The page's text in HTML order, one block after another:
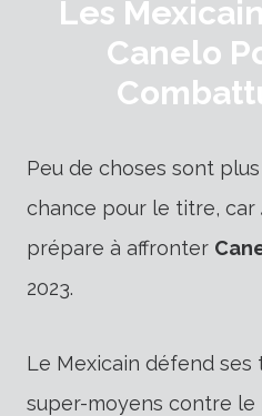
Les
Canelo
Peu de choses sont
chance pour le titre, car
prépare à affronter
2023.
Le Mexicain défend
super-moyens contre le